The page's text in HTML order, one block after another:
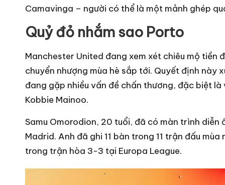
Camavinga – người có thể là một mảnh ghép
Quỷ đỏ nhắm sao Porto
Manchester United đang xem xét chiêu mộ tiền
chuyển nhượng mùa hè sắp tới. Quyết định này
đang gặp nhiều vấn đề chấn thương, đặc biệt
Kobbie Mainoo.
Samu Omorodion, 20 tuổi, đã có màn trình
Madrid. Anh đã ghi 11 bàn trong 11 trận đấu
trong trận hòa 3-3 tại Europa League.